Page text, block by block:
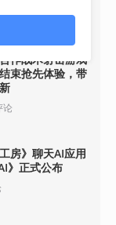
作战术射击游戏
束抢先体验，带
论
房》聊天AI应用
》正式公布